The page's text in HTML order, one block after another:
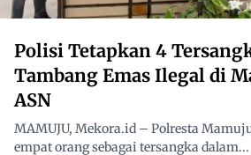
Polisi Tetapkan 4
Tambang Emas Ilegal di
ASN
MAMUJU, Mekora.id – Polresta
empat orang sebagai tersangka dalam...